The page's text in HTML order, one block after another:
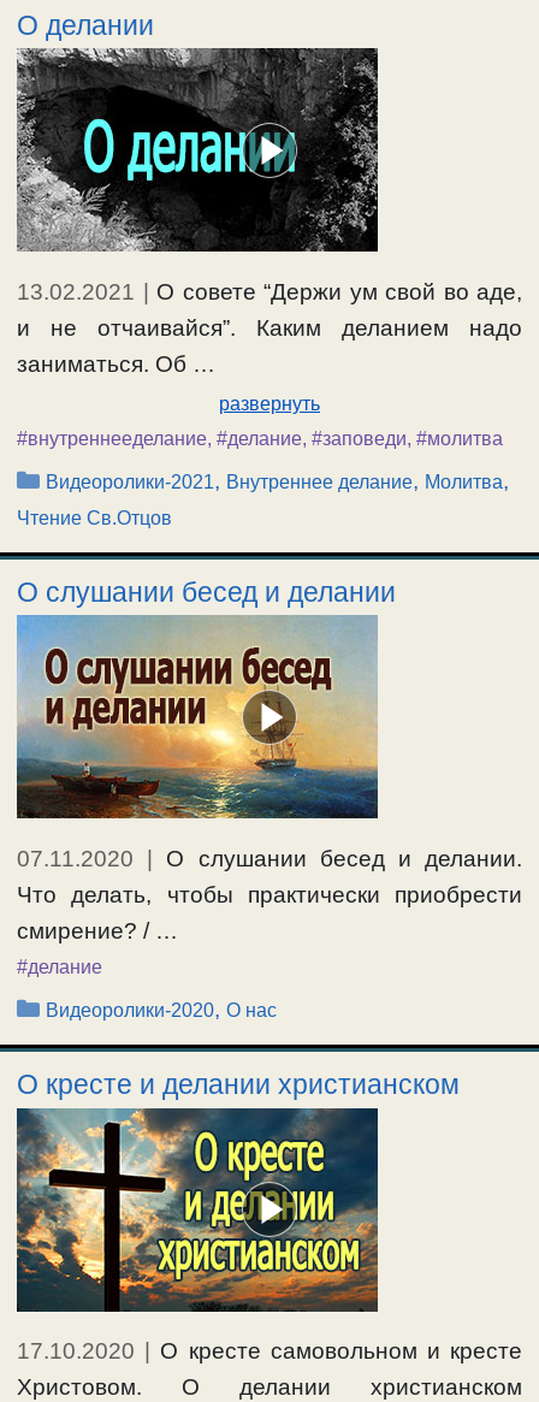
О делании
13.02.2021 | О совете “Держи ум свой во аде,
и не отчаивайся”. Каким деланием надо
заниматься. Об …
развернуть
#внутреннееделание, #делание, #заповеди, #молитва
Рубрики
Видеоролики-2021, Внутреннее делание, Молитва,
Чтение Св.Отцов
О слушании бесед и делании
07.11.2020
О слушании бесед и делании.
Что делать, чтобы практически приобрести
смирение? / …
#делание
Рубрики
Видеоролики-2020,О нас
О кресте и делании христианском
17.10.2020
О кресте самовольном и кресте
Христовом. О делании христианском